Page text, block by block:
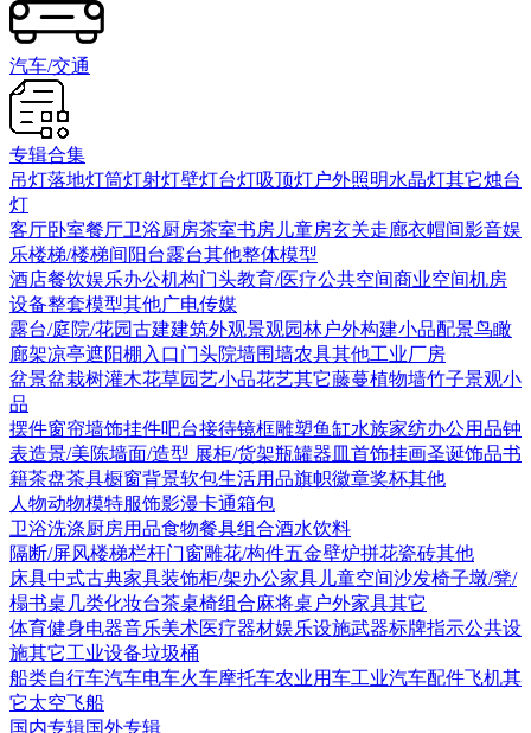
汽车/交通
专辑合集
吊灯落地灯筒灯射灯壁灯台灯吸顶灯户外照明水晶灯其它烛台
灯
客厅卧室餐厅卫浴厨房茶室书房 儿童房玄关走廊衣帽间影音娱
乐楼梯/楼梯间 阳台露台其他整体模型
酒店餐饮娱乐办公机构门头教育/医疗公共空间商业空间机房
设备整套模型其他广电传媒
露台/庭院/花园古建建筑外观景观园林户外构建小品配景鸟瞰
廊架凉亭遮阳棚 入口门头院墙围墙农具其他工业厂房
盆景盆栽树灌木花草园艺小品花艺其它藤蔓植物墙竹子景观小
品
摆件窗帘墙饰挂件吧台接待镜框雕塑鱼缸水族家纺办公用品钟
表造景/美陈墙面/造型 展柜/货架瓶罐器皿 首饰挂画圣诞饰品书
籍茶盘茶具橱窗背景软包生活用品旗帜徽章奖杯其他
人物动物模特服饰影漫卡通箱包
卫浴洗涤厨房用品食物餐具组合酒水饮料
隔断/屏风楼梯栏杆门窗雕花/构件五金壁炉拼花瓷砖其他
床具中式古典家具装饰柜/架办公家具 儿童空间沙发椅子墩/凳/
榻书桌 几类化妆台茶桌椅组合麻将桌 户外家具其它
体育健身电器音乐美术医疗器材娱乐设施武器标牌指示公共设
施其它工业设备垃圾桶
船类自行车汽车电车火车摩托车农业用车工业汽车配件飞机其
它太空飞船
国内专辑国外专辑